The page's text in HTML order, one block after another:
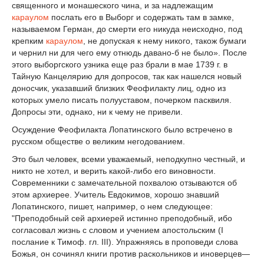
священного и монашеского чина, и за надлежащим
караулом послать его в Выборг и содержать там в замке,
называемом Герман, до смерти его никуда неисходно, под
крепким караулом, не допуская к нему никого, також бумаги
и чернил ни для чего ему отнюдь давано-б не было». После
этого выборгского узника еще раз брали в мае 1739 г. в
Тайную Канцелярию для допросов, так как нашелся новый
доносчик, указавший близких Феофилакту лиц, одно из
которых умело писать полууставом, почерком пасквиля.
Допросы эти, однако, ни к чему не привели.
Осуждение Феофилакта Лопатинского было встречено в
русском обществе о великим негодованием.
Это был человек, всеми уважаемый, неподкупно честный, и
никто не хотел, и верить какой-либо его виновности.
Современники с замечательной похвалою отзываются об
этом архиерее. Учитель Евдокимов, хорошо знавший
Лопатинского, пишет, например, о нем следующее:
"Преподобный сей архиерей истинно преподобный, ибо
согласовал жизнь с словом и учением апостольским (I
послание к Тимоф. гл. III). Упражняясь в проповеди слова
Божья, он сочинял книги против раскольников и иноверцев—